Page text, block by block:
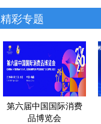
精彩专题
第六届中国国际消费
品博览会